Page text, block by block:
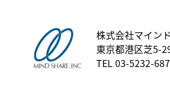
株式会社マイン
東京都港区芝5-
TEL 03-5232-